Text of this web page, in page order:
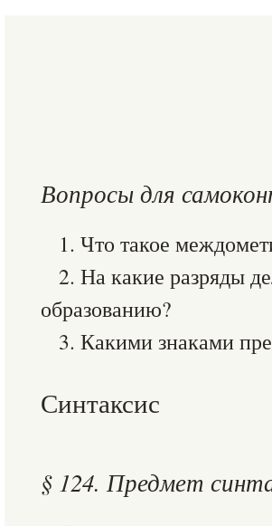
Вопросы для
1. Что такое
2. На какие разряды
образованию?
3. Какими знаками
Синтаксис
§ 124. Предмет